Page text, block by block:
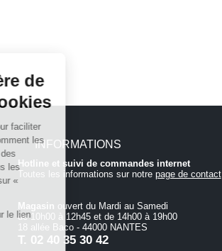
de
cookies
pour faciliter
comment les
des
tous les
sur «
sur le lien
INFORMATIONS
Hotline et suivi de commandes internet
Toutes les informations sur notre page de contact
Magasin ouvert du Mardi au Samedi
de 10h00 à 12h45 et de 14h00 à 19h00
18 allée Baco - 44000 NANTES
T. 02 40 35 30 42